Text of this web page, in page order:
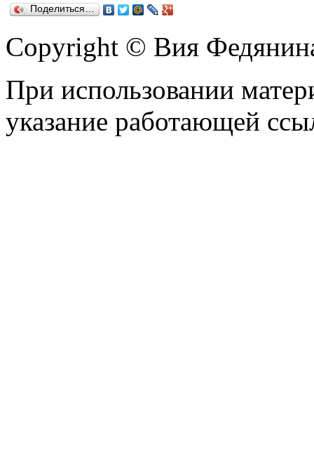
Поделиться…
Copyright © Вия
При использовании
указание работающей